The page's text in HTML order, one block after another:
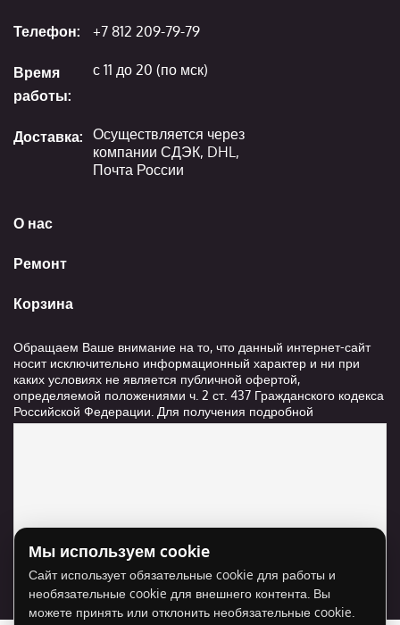
О нас
Ремонт
Корзина
Телефон: +7 812 209-79-79
Время
работы:
с 11 до 20 (по мск)
Доставка: Осуществляется через
компании СДЭК, DHL,
Почта России
Обращаем Ваше внимание на то, что данный интернет-сайт
носит исключительно информационный характер и ни при
каких условиях не является публичной офертой,
определяемой положениями ч. 2 ст. 437 Гражданского кодекса
Российской Федерации. Для получения подробной
информации о стоимости и сроках выполнения услуг,
Для отображения карты нужно разрешить
использование cookie для внешнего контента.
Разрешить cookie
Мы используем cookie
Сайт использует обязательные cookie для работы и
необязательные cookie для внешнего контента. Вы
можете принять или отклонить необязательные cookie.